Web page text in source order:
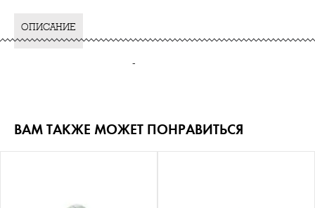
ОПИСАНИЕ
-
ВАМ ТАКЖЕ МОЖЕТ ПОНРАВИТЬСЯ